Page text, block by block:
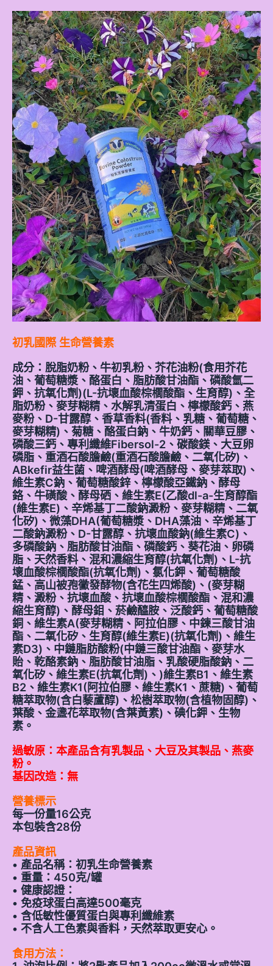
初乳國際 生命營養素
成分：脫脂奶粉、牛初乳粉、芥花油粉(食用芥花
油、葡萄糖漿、酪蛋白、脂肪酸甘油酯、磷酸氫二
鉀、抗氧化劑)(L-抗壞血酸棕櫚酸酯、生育醇)、全
脂奶粉、麥芽糊精、水解乳清蛋白、檸檬酸鈣、燕
麥粉、D-甘露醇、香草香料(香料、乳糖、葡萄糖、
麥芽糊精)、菊糖、酪蛋白鈉、牛奶鈣、關華豆膠、
磷酸三鈣、專利纖維Fibersol-2、碳酸鎂、大豆卵
磷脂、重酒石酸膽鹼(重酒石酸膽鹼、二氧化矽)、
ABkefir益生菌、啤酒酵母(啤酒酵母、麥芽萃取)、
維生素C鈉、葡萄糖酸鋅、檸檬酸亞鐵鈉、酵母
鉻、牛磺酸、酵母硒、維生素E(乙酸dl-a-生育醇酯
(維生素E)、辛烯基丁二酸鈉澱粉、麥芽糊精、二氧
化矽)、微藻DHA(葡萄糖漿、DHA藻油、辛烯基丁
二酸鈉澱粉、D-甘露醇、抗壞血酸鈉(維生素C)、
多磷酸鈉、脂肪酸甘油酯、磷酸鈣、葵花油、卵磷
脂、天然香料、混和濃縮生育醇(抗氧化劑)、L-抗
壞血酸棕櫚酸酯(抗氧化劑)、氯化鉀、葡萄糖酸
錳、高山被孢黴發酵物(含花生四烯酸)、(麥芽糊
精、澱粉、抗壞血酸、抗壞血酸棕櫚酸酯、混和濃
縮生育醇)、酵母鉬、菸鹼醯胺、泛酸鈣、葡萄糖酸
銅、維生素A(麥芽糊精、阿拉伯膠、中鍊三酸甘油
酯、二氧化矽、生育醇(維生素E)(抗氧化劑)、維生
素D3)、中鏈脂肪酸粉(中鏈三酸甘油酯、麥芽水
貽、乾酪素鈉、脂肪酸甘油脂、乳酸硬脂酸鈉、二
氧化矽、維生素E(抗氧化劑)、)維生素B1、維生素
B2、維生素K1(阿拉伯膠、維生素K1、蔗糖)、葡萄
糖萃取物(含白藜蘆醇)、松樹萃取物(含植物固醇)、
葉酸、金盞花萃取物(含葉黃素)、碘化鉀、生物
素。
過敏原：本產品含有乳製品、大豆及其製品、燕麥
粉。
基因改造：無
營養標示
每一份量16公克
本包裝含28份
產品資訊
• 產品名稱：初乳生命營養素
• 重量：450克/罐
• 健康認證：
• 免疫球蛋白高達500毫克
• 含低敏性優質蛋白與專利纖維素
• 不含人工色素與香料，天然萃取更安心。
食用方法：